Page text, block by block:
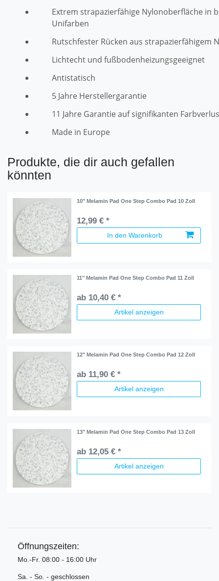
Extrem strapazierfähige Nylonoberfläche in
Unifarben
Rutschfester Rücken aus strapazierfähigem
Lichtecht und fußbodenheizungsgeeignet
Antistatisch
5 Jahre Herstellergarantie
11 Jahre Garantie auf signifikanten
Made in Europe
Produkte, die dir auch gefallen
könnten
10" Melamin Pad One Step Combo Pad 10 Zoll
12,99 € *
In den Warenkorb
11" Melamin Pad One Step Combo Pad 11 Zoll
ab 10,40 € *
Artikel anzeigen
12" Melamin Pad One Step Combo Pad 12 Zoll
ab 11,90 € *
Artikel anzeigen
13" Melamin Pad One Step Combo Pad 13 Zoll
ab 12,05 € *
Artikel anzeigen
Öffnungszeiten:
Mo.-Fr. 08:00 - 16:00 Uhr
Sa. - So. - geschlossen